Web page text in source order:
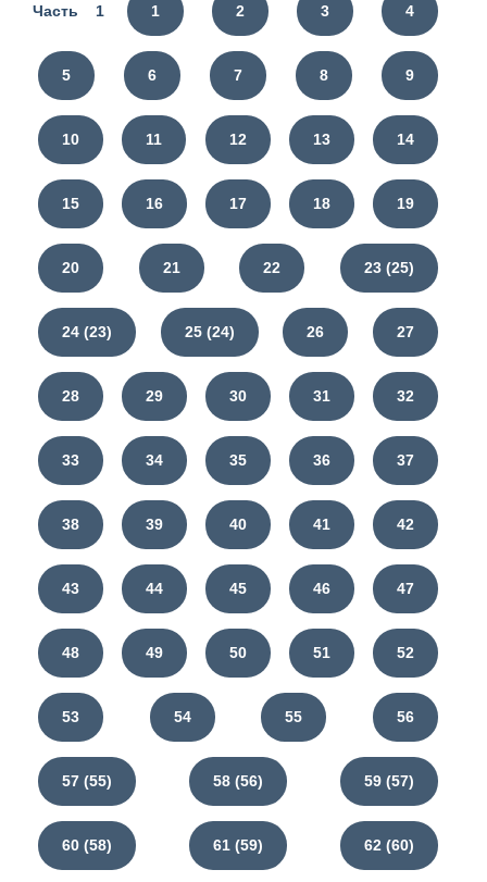
Часть 1 1 2 3 4
5 6 7 8 9
10 11 12 13 14
15 16 17 18 19
20 21 22 23 (25)
24 (23) 25 (24) 26 27
28 29 30 31 32
33 34 35 36 37
38 39 40 41 42
43 44 45 46 47
48 49 50 51 52
53 54 55 56
57 (55) 58 (56) 59 (57)
60 (58) 61 (59) 62 (60)